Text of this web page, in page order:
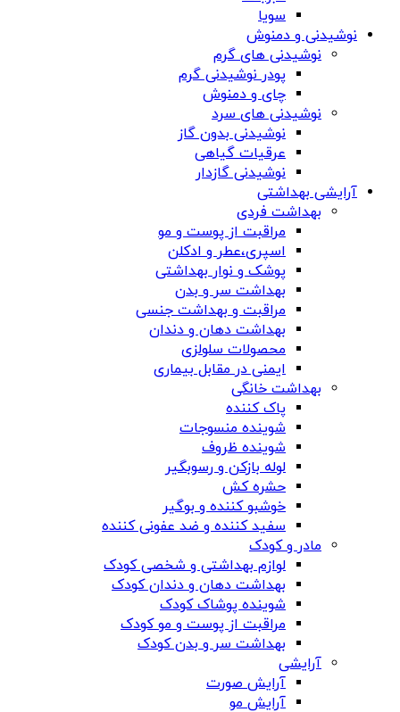
سویا
نوشیدنی و دمنوش
نوشیدنی های گرم
پودر نوشیدنی گرم
چای و دمنوش
نوشیدنی های سرد
نوشیدنی بدون گاز
عرقیات گیاهی
نوشیدنی گازدار
آرایشی بهداشتی
بهداشت فردی
مراقبت از پوست و مو
اسپری،عطر و ادکلن
پوشک و نوار بهداشتی
بهداشت سر و بدن
مراقبت و بهداشت جنسی
بهداشت دهان و دندان
محصولات سلولزی
ایمنی در مقابل بیماری
بهداشت خانگی
پاک کننده
شوینده منسوجات
شوینده ظروف
لوله بازکن و رسوبگیر
حشره کش
خوشبو کننده و بوگیر
سفید کننده و ضد عفونی کننده
مادر و کودک
لوازم بهداشتی و شخصی کودک
بهداشت دهان و دندان کودک
شوینده پوشاک کودک
مراقبت از پوست و مو کودک
بهداشت سر و بدن کودک
آرایشی
آرایش صورت
آرایش مو